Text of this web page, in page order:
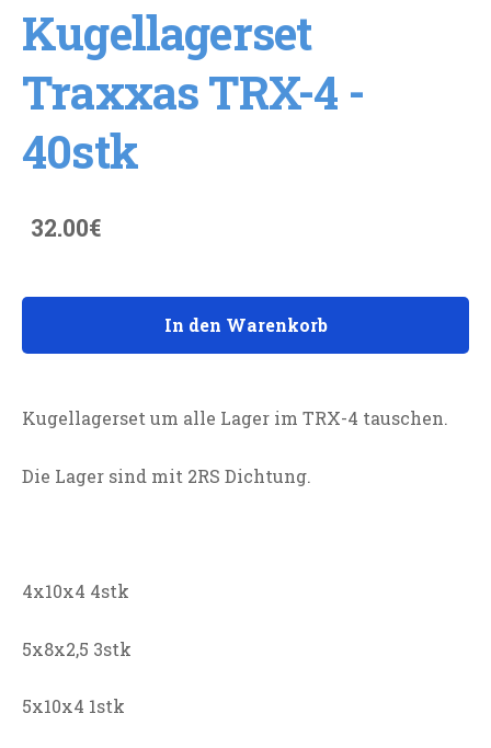
Kugellagerset
Traxxas TRX-4 -
40stk
32.00€
In den Warenkorb
Kugellagerset um alle Lager im TRX-4 tauschen.
Die Lager sind mit 2RS Dichtung.
4x10x4 4stk
5x8x2,5 3stk
5x10x4 1stk